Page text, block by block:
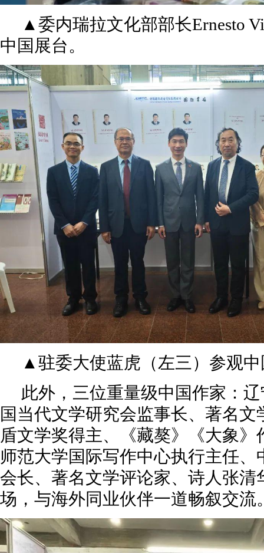
▲委内瑞拉文化部部长Ernesto
中国展台。
▲驻委大使蓝虎（左三）参观
此外，三位重量级中国作家：
国当代文学研究会监事长、著名
盾文学奖得主、《藏獒》《大象
师范大学国际写作中心执行主任
会长、著名文学评论家、诗人张清
场，与海外同业伙伴一道畅叙交流